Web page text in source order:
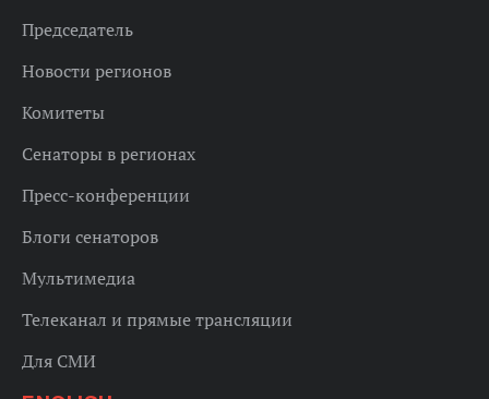
Председатель
Новости регионов
Комитеты
Сенаторы в регионах
Пресс-конференции
Блоги сенаторов
Мультимедиа
Телеканал и прямые трансляции
Для СМИ